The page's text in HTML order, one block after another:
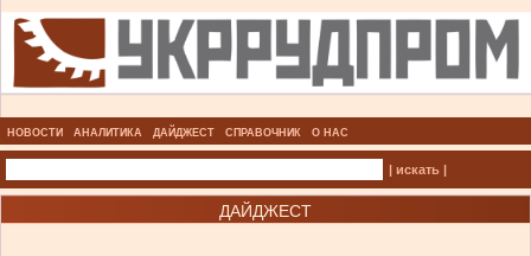
НОВОСТИ АНАЛИТИКА ДАЙДЖЕСТ СПРАВОЧНИК О НАС
| искать |
ДАЙДЖЕСТ